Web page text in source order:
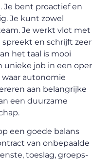
Je bent proactief en
Je kunt zowel
Je werkt vlot met
spreekt en schrijft zeer
het taal is mooi
unieke job in een
autonomie
aan belangrijke
een duurzame
een goede balans
van onbepaalde
toeslag, groeps-